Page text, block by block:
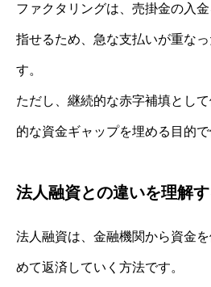
ファクタリングは、売掛金の入
指せるため、急な支払いが重な
す。
ただし、継続的な赤字補填とし
的な資金ギャップを埋める目的で
法人融資との違いを理解
法人融資は、金融機関から資金
めて返済していく方法です。